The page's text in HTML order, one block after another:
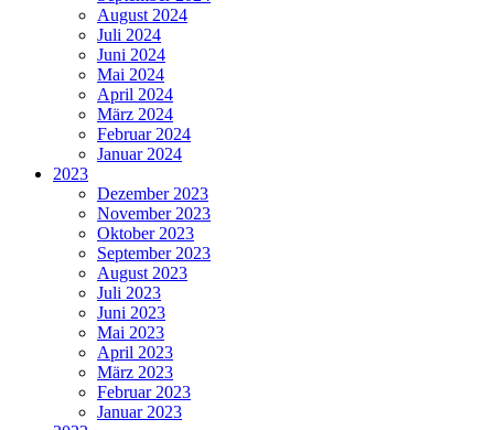
August 2024
Juli 2024
Juni 2024
Mai 2024
April 2024
März 2024
Februar 2024
Januar 2024
2023
Dezember 2023
November 2023
Oktober 2023
September 2023
August 2023
Juli 2023
Juni 2023
Mai 2023
April 2023
März 2023
Februar 2023
Januar 2023